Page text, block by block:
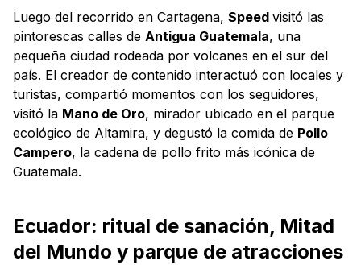
Luego del recorrido en Cartagena, Speed visitó las
pintorescas calles de Antigua Guatemala, una
pequeña ciudad rodeada por volcanes en el sur del
país. El creador de contenido interactuó con locales y
turistas, compartió momentos con los seguidores,
visitó la Mano de Oro, mirador ubicado en el parque
ecológico de Altamira, y degustó la comida de Pollo
Campero, la cadena de pollo frito más icónica de
Guatemala.
Ecuador: ritual de sanación, Mitad
del Mundo y parque de atracciones